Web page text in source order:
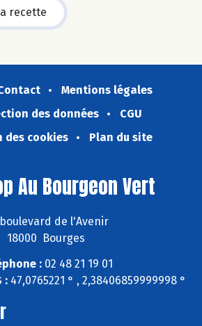
recette
Mentions légales
des données
CGU
des cookies
Plan du site
Au Bourgeon Vert
boulevard de l'Avenir
18000 Bourges
:02 48 21 19 01
: 47,0765221 ° , 2,38406859999998 °